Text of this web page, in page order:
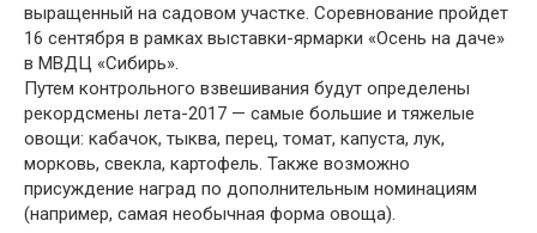
выращенный на садовом участке. Соревнование пройдет
16 сентября в рамках выставки-ярмарки «Осень на даче»
в МВДЦ «Сибирь».
Путем контрольного взвешивания будут определены
рекордсмены лета-2017 — самые большие и тяжелые
овощи: кабачок, тыква, перец, томат, капуста, лук,
морковь, свекла, картофель. Также возможно
присуждение наград по дополнительным номинациям
(например, самая необычная форма овоща).